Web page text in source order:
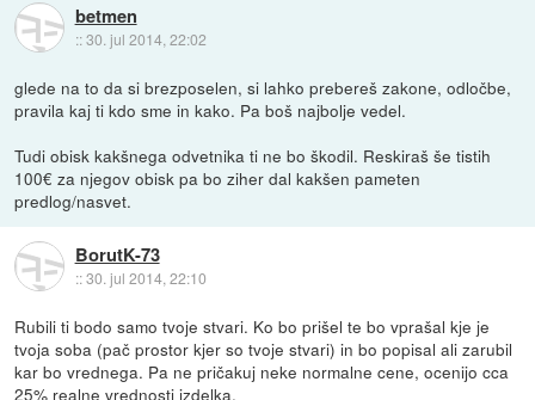
betmen
::30. jul 2014, 22:02
glede na to da si brezposelen, si lahko prebereš zakone, odločbe,
pravila kaj ti kdo sme in kako. Pa boš najbolje vedel.
Tudi obisk kakšnega odvetnika ti ne bo škodil. Reskiraš še tistih
100€ za njegov obisk pa bo ziher dal kakšen pameten
predlog/nasvet.
BorutK-73
::30. jul 2014, 22:10
Rubili ti bodo samo tvoje stvari. Ko bo prišel te bo vprašal kje je
tvoja soba (pač prostor kjer so tvoje stvari) in bo popisal ali zarubil
kar bo vrednega. Pa ne pričakuj neke normalne cene, ocenijo cca
25% realne vrednosti izdelka.